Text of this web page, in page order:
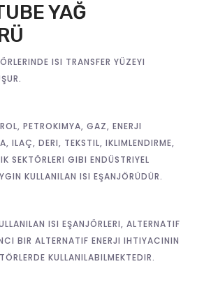
YAĞ
ISI TRANSFER YÜZEYI
PETROKIMYA, GAZ, ENERJI
ILAÇ, DERI, TEKSTIL, IKLIMLENDIRME,
SEKTÖRLERI GIBI ENDÜSTRIYEL
KULLANILAN ISI EŞANJÖRÜDÜR.
ISI EŞANJÖRLERI, ALTERNATIF
BIR ALTERNATIF ENERJI IHTIYACININ
KULLANILABILMEKTEDIR.